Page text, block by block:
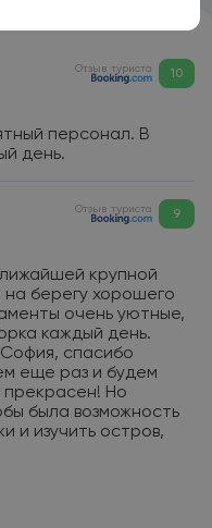
Отзыв туриста 10
персонал. В
день.
Отзыв туриста 9
крупной
берегу хорошего
очень уютные,
каждый день.
София, спасибо
еще раз и будем
прекрасен! Но
была возможность
и изучить остров,